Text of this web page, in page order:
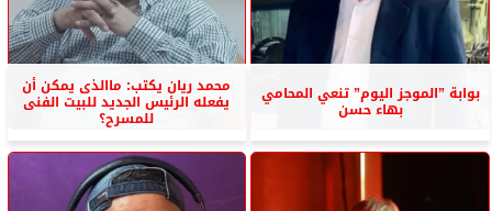
بوابة ”الموجز اليوم” تنعي المحامي
بهاء حسن
محمد ريان يكتب: ماالذى يمكن أن
يفعله الرئيس الجديد للبيت الفنى
للمسرح؟